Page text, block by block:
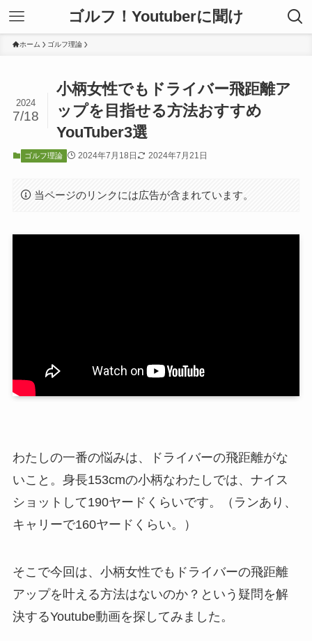
ゴルフ！Youtuberに聞け
ホーム ゴルフ理論
小柄女性でもドライバー飛距離ア
ップを目指せる方法おすすめ
YouTuber3選
2024
7/18
ゴルフ理論 2024年7月18日 2024年7月21日
当ページのリンクには広告が含まれています。
わたしの一番の悩みは、ドライバーの飛距離がな
いこと。身長153cmの小柄なわたしでは、ナイス
ショットして190ヤードくらいです。（ランあり、
キャリーで160ヤードくらい。）
そこで今回は、小柄女性でもドライバーの飛距離
アップを叶える方法はないのか？という疑問を解
決するYoutube動画を探してみました。